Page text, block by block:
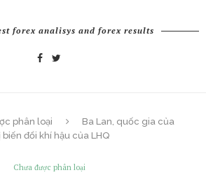
forex analisys and forex results
phân loại
Ba Lan, quốc gia của
đổi khí hậu của LHQ
Chưa được phân loại